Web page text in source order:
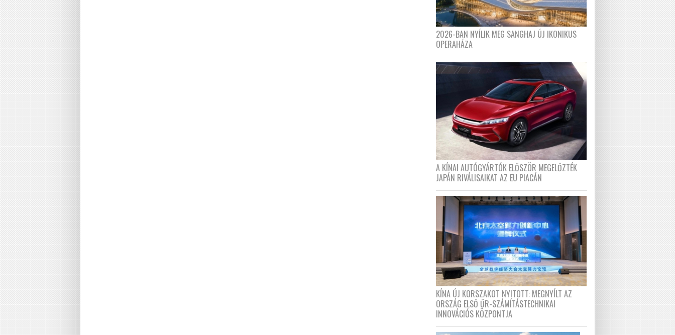
2026-BAN NYÍLIK MEG SANGHAJ ÚJ IKONIKUS
OPERAHÁZA
A KÍNAI AUTÓGYÁRTÓK ELŐSZÖR MEGELŐZTÉK
JAPÁN RIVÁLISAIKAT AZ EU PIACÁN
KÍNA ÚJ KORSZAKOT NYITOTT: MEGNYÍLT AZ
ORSZÁG ELSŐ ŰR-SZÁMÍTÁSTECHNIKAI
INNOVÁCIÓS KÖZPONTJA